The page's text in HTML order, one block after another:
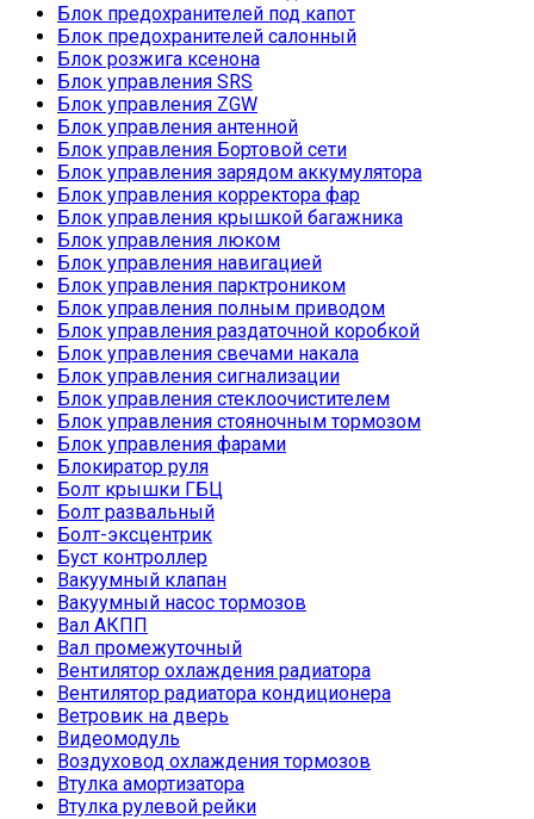
Блок предохранителей под капот
Блок предохранителей салонный
Блок розжига ксенона
Блок управления SRS
Блок управления ZGW
Блок управления антенной
Блок управления Бортовой сети
Блок управления зарядом аккумулятора
Блок управления корректора фар
Блок управления крышкой багажника
Блок управления люком
Блок управления навигацией
Блок управления парктроником
Блок управления полным приводом
Блок управления раздаточной коробкой
Блок управления свечами накала
Блок управления сигнализации
Блок управления стеклоочистителем
Блок управления стояночным тормозом
Блок управления фарами
Блокиратор руля
Болт крышки ГБЦ
Болт развальный
Болт-эксцентрик
Буст контроллер
Вакуумный клапан
Вакуумный насос тормозов
Вал АКПП
Вал промежуточный
Вентилятор охлаждения радиатора
Вентилятор радиатора кондиционера
Ветровик на дверь
Видеомодуль
Воздуховод охлаждения тормозов
Втулка амортизатора
Втулка рулевой рейки